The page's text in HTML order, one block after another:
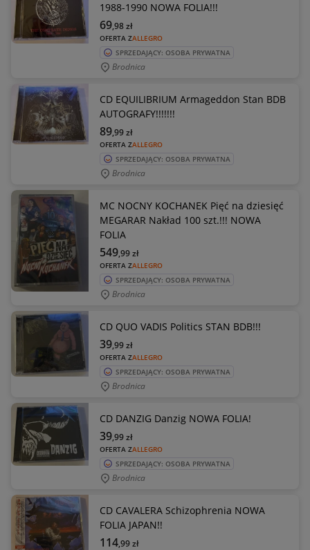
1988-1990 NOWA FOLIA!!!
OFERTA ZALLEGRO
69,98zł
SPRZEDAJĄCY: OSOBA PRYWATNA
Brodnica
CD EQUILIBRIUM Armageddon Stan BDB
AUTOGRAFY!!!!!!!
OFERTA ZALLEGRO
89,99zł
SPRZEDAJĄCY: OSOBA PRYWATNA
Brodnica
MC NOCNY KOCHANEK Pięć na dziesięć
MEGARAR Nakład 100 szt.!!! NOWA
FOLIA
OFERTA ZALLEGRO
549,99zł
SPRZEDAJĄCY: OSOBA PRYWATNA
Brodnica
CD QUO VADIS Politics STAN BDB!!!
OFERTA ZALLEGRO
39,99zł
SPRZEDAJĄCY: OSOBA PRYWATNA
Brodnica
CD DANZIG Danzig NOWA FOLIA!
OFERTA ZALLEGRO
39,99zł
SPRZEDAJĄCY: OSOBA PRYWATNA
Brodnica
CD CAVALERA Schizophrenia NOWA
FOLIA JAPAN!!
114,99zł